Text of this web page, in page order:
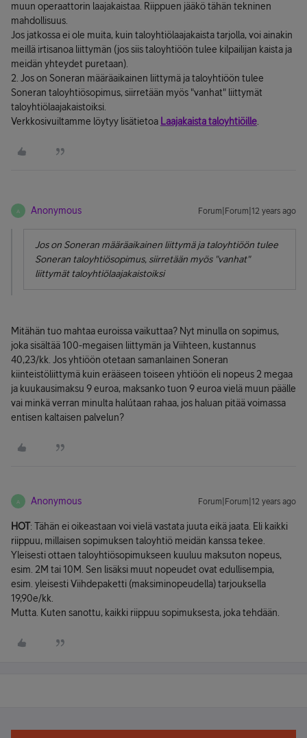
muun operaattorin laajakaistaa. Riippuen jääkö tähän tekninen
mahdollisuus.
Jos jatkossa ei ole muita, kuin taloyhtiölaajakaista tarjolla, voi ainakin
meillä irtisanoa liittymän (jos siis taloyhtiöön tulee kilpailijan kaista ja
meidän yhteydet puretaan).
2. Jos on Soneran määräaikainen liittymä ja taloyhtiöön tulee
Soneran taloyhtiösopimus, siirretään myös "vanhat" liittymät
taloyhtiölaajakaistoiksi.
Verkkosivuiltamme löytyy lisätietoa Laajakaista taloyhtiöille
A Anonymous Forum|Forum|12 years ago
Jos on Soneran määräaikainen liittymä ja taloyhtiöön tulee
Soneran taloyhtiösopimus, siirretään myös "vanhat"
liittymät taloyhtiölaajakaistoiksi
Mitähän tuo mahtaa euroissa vaikuttaa? Nyt minulla on sopimus,
joka sisältää 100-megaisen liittymän ja Viihteen, kustannus
40,23/kk. Jos yhtiöön otetaan samanlainen Soneran
kiinteistöliittymä kuin erääseen toiseen yhtiöön eli nopeus 2 megaa
ja kuukausimaksu 9 euroa, maksanko tuon 9 euroa vielä muun päälle
vai minkä verran minulta halútaan rahaa, jos haluan pitää voimassa
entisen kaltaisen palvelun?
A Anonymous Forum|Forum|12 years ago
HOT: Tähän ei oikeastaan voi vielä vastata juuta eikä jaata. Eli kaikki
riippuu, millaisen sopimuksen taloyhtiö meidän kanssa tekee.
Yleisesti ottaen taloyhtiösopimukseen kuuluu maksuton nopeus,
esim. 2M tai 10M. Sen lisäksi muut nopeudet ovat edullisempia,
esim. yleisesti Viihdepaketti (maksiminopeudella) tarjouksella
19,90e/kk.
Mutta. Kuten sanottu, kaikki riippuu sopimuksesta, joka tehdään.